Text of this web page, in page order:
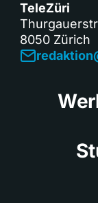
TeleZüri
8050 Zürich